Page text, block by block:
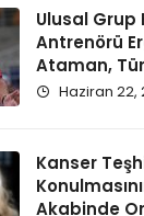
Ulusal Grup
Antrenörü
Ataman,
MaçıHaziran 22,
Kanser
Akabinde